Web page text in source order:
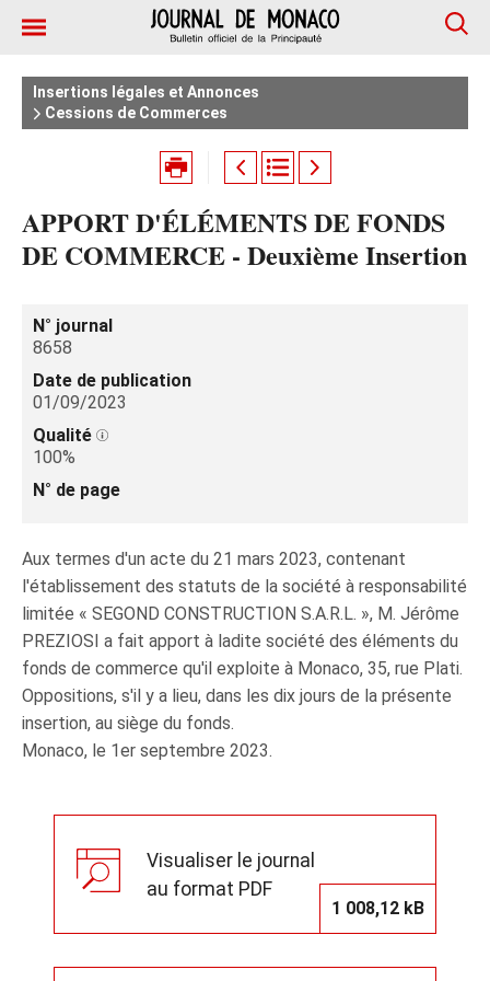
Insertions légales et Annonces
Cessions de Commerces
APPORT D'ÉLÉMENTS DE FONDS
DE COMMERCE - Deuxième Insertion
N° journal
8658
Date de publication
01/09/2023
Qualité
100%
N° de page
Aux termes d'un acte du 21 mars 2023, contenant
l'établissement des statuts de la société à responsabilité
limitée « SEGOND CONSTRUCTION S.A.R.L. », M. Jérôme
PREZIOSI a fait apport à ladite société des éléments du
fonds de commerce qu'il exploite à Monaco, 35, rue Plati.
Oppositions, s'il y a lieu, dans les dix jours de la présente
insertion, au siège du fonds.
Monaco, le 1er septembre 2023.
Visualiser le journal
au format PDF
1 008,12 kB